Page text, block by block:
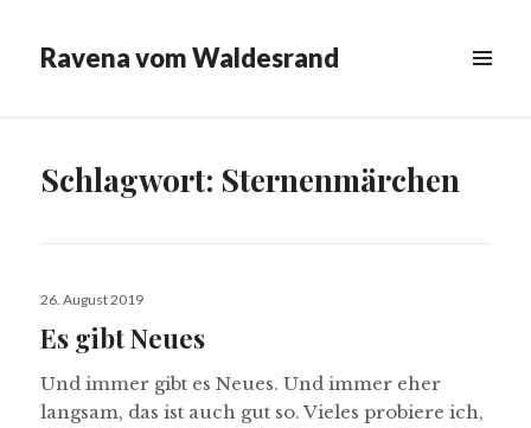
Ravena vom Waldesrand
WIDGETS
Schlagwort: Sternenmärchen
Veröffentlicht
26. August 2019
Es gibt Neues
Und immer gibt es Neues. Und immer eher
langsam, das ist auch gut so. Vieles probiere ich,